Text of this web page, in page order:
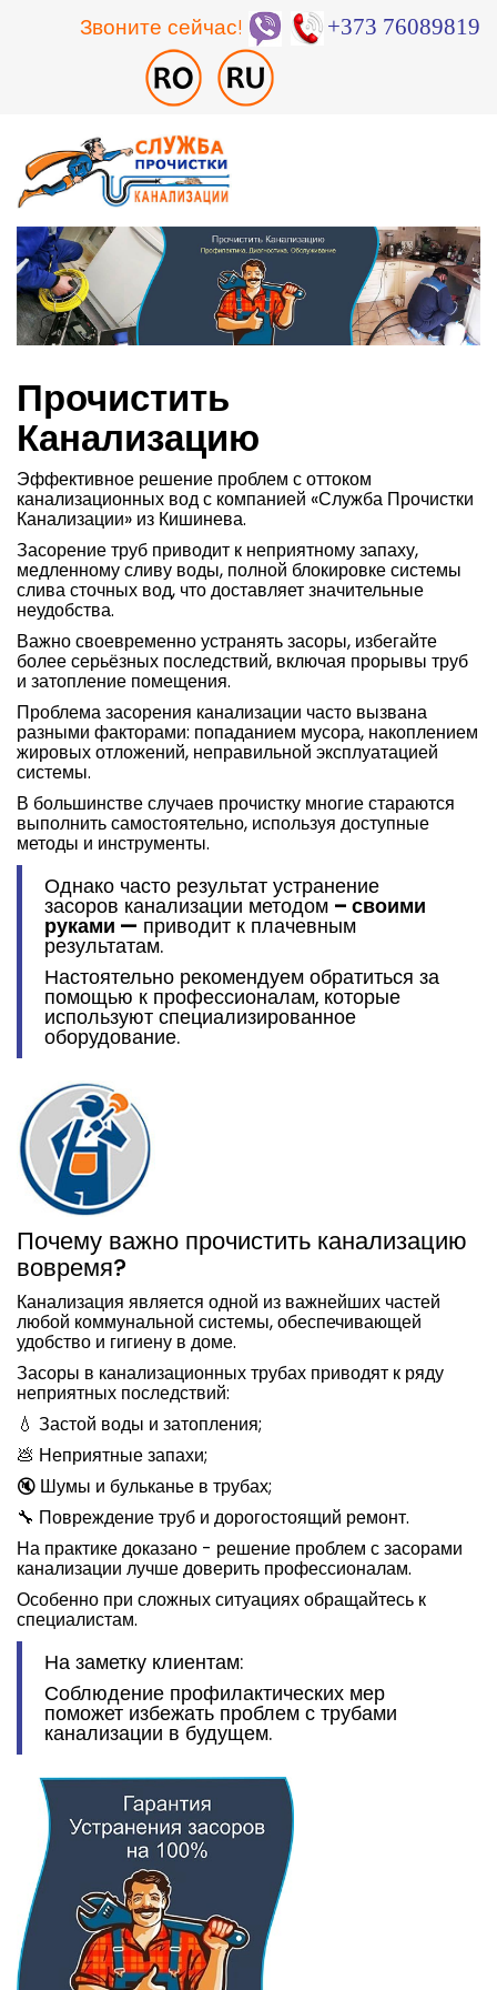
Звоните сейчас! +373 76089819
Прочистить
Канализацию
Эффективное решение проблем с оттоком
канализационных вод с компанией «Служба Прочистки
Канализации» из Кишинева.
Засорение труб приводит к неприятному запаху,
медленному сливу воды, полной блокировке системы
слива сточных вод, что доставляет значительные
неудобства.
Важно своевременно устранять засоры, избегайте
более серьёзных последствий, включая прорывы труб
и затопление помещения.
Проблема засорения канализации часто вызвана
разными факторами: попаданием мусора, накоплением
жировых отложений, неправильной эксплуатацией
системы.
В большинстве случаев прочистку многие стараются
выполнить самостоятельно, используя доступные
методы и инструменты.
Однако часто результат устранение
засоров канализации методом – своими
руками — приводит к плачевным
результатам.
Настоятельно рекомендуем обратиться за
помощью к профессионалам, которые
используют специализированное
оборудование.
Почему важно прочистить канализацию
вовремя?
Канализация является одной из важнейших частей
любой коммунальной системы, обеспечивающей
удобство и гигиену в доме.
Засоры в канализационных трубах приводят к ряду
неприятных последствий:
💧 Застой воды и затопления;
💩 Неприятные запахи;
🔇 Шумы и бульканье в трубах;
🔧 Повреждение труб и дорогостоящий ремонт.
На практике доказано - решение проблем с засорами
канализации лучше доверить профессионалам.
Особенно при сложных ситуациях обращайтесь к
специалистам.
На заметку клиентам:
Соблюдение профилактических мер
поможет избежать проблем с трубами
канализации в будущем.